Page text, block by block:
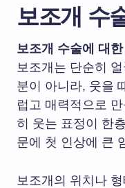
보조개 수
보조개 수술에 대
보조개는 단순히
분이 아니라, 웃을
럽고 매력적으로
히 웃는 표정이 한
문에 첫 인상에 큰
보조개의 위치나